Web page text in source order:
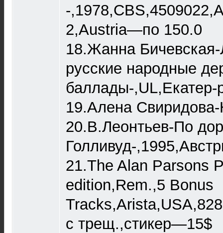
-
2,Austria—по 150.0
18.Жанна
русские народные
баллады-
19.Алена
20.В.Леонтьев-По
Голливуд-
21.The Alan Parsons
edition,Rem.,5 Bonus
с трещ.,стикер—15$